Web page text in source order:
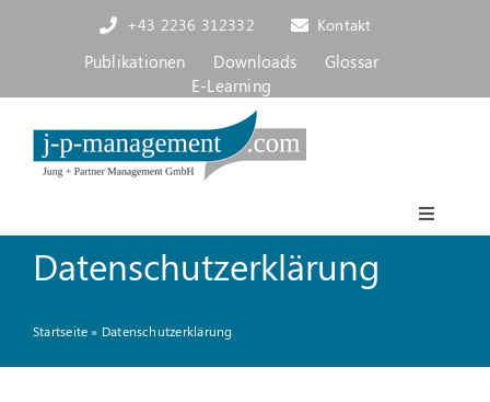
+43 2236 312332 Kontakt
Publikationen Downloads
Glossar
E-Learning
Toggle
Akademie
Consulting, Coaching
Datenschutzerklärung
Startseite» Datenschutzerklärung